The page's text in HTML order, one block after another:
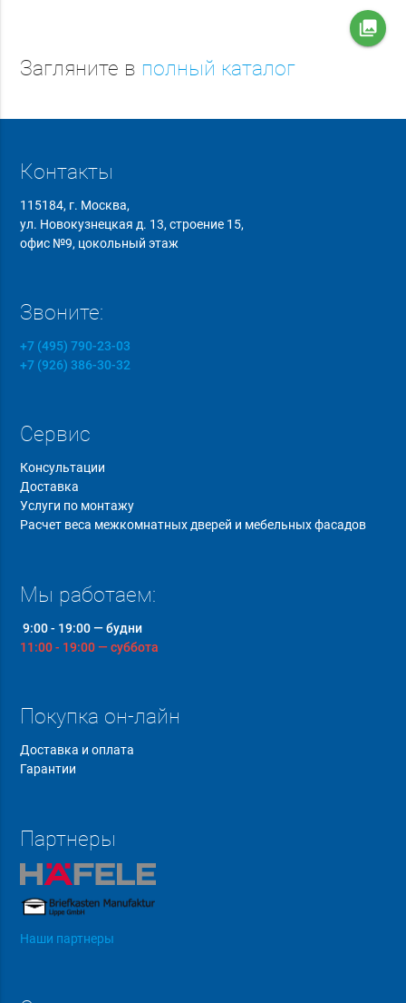
collections
Загляните в полный каталог
Контакты
115184, г. Москва,
ул. Новокузнецкая д. 13, строение 15,
офис №9, цокольный этаж
Звоните:
+7 (495) 790-23-03
+7 (926) 386-30-32
Сервис
Консультации
Доставка
Услуги по монтажу
Расчет веса межкомнатных дверей и мебельных фасадов
Мы работаем:
9:00 - 19:00 — будни
11:00 - 19:00 — суббота
Покупка он-лайн
Доставка и оплата
Гарантии
Партнеры
Наши партнеры